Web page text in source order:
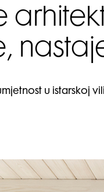
u istarskoj